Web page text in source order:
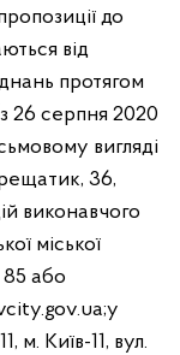
до
від
протягом
26 серпня 2020
вигляді
36,
виконавчого
міської
85 або
;у
м. Київ-11, вул.